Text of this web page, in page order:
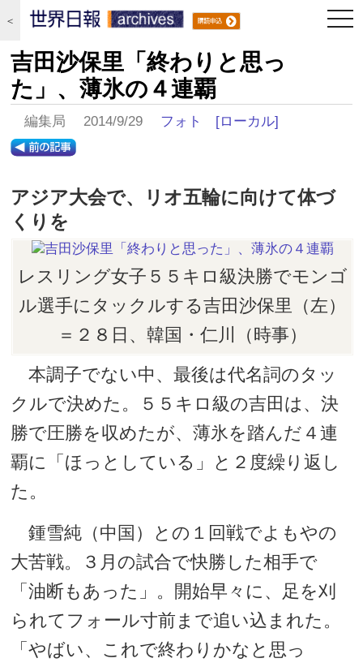
＜
吉田沙保里「終わりと思っ
た」、薄氷の４連覇
編集局 2014/9/29 フォト [ローカル]
アジア大会で、リオ五輪に向けて体づ
くりを
レスリング女子５５キロ級決勝でモンゴ
ル選手にタックルする吉田沙保里（左）
＝２８日、韓国・仁川（時事）
本調子でない中、最後は代名詞のタッ
クルで決めた。５５キロ級の吉田は、決
勝で圧勝を収めたが、薄氷を踏んだ４連
覇に「ほっとしている」と２度繰り返し
た。
鍾雪純（中国）との１回戦でよもやの
大苦戦。３月の試合で快勝した相手で
「油断もあった」。開始早々に、足を刈
られてフォール寸前まで追い込まれた。
「やばい、これで終わりかなと思っ